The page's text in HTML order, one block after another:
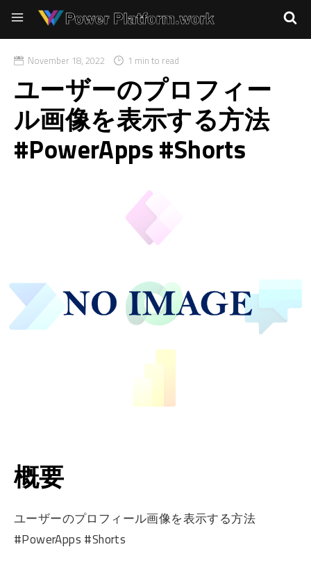
November 18, 2022 1 min to read
ユーザーのプロフィー
ル画像を表示する方法
#PowerApps #Shorts
概要
ユーザーのプロフィール画像を表示する方法
#PowerApps #Shorts